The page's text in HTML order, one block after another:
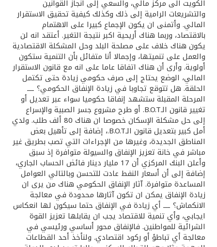
الكويت الى مركز مالي، والسعي إلى انجاز القوانين
والتشريعات الرامية إلى ذلك وكذلك كيفية تحقيق الاستقرار
المالي. وأتمنى ان يكون الإجماع كبيرا على الاهتمام
بالاقتصاد، وربما هناك أريحية اكبر نتيجة التغير. أعتقد انه لن
يكون هناك خلاف على مصلحة البلد وحل المشكلة الاقتصادية
والعمل على تنميتها، وإجمالا أنا متفائل بأن التنمية ستكون
أولوية. وأرى أن هناك اتفاقا عاما على انه مع قانون الاستقرار
المالي، الوضع يحتاج إلى صرف حكومي زيادة حتى تكتمل
الحلقة. هل تتوقع تجاوبا في زيادة الإنفاق الحكومي؟ ــــ
المرحلة المقبلة ستشهد إنفاقا حكوميا سواء عبر تعديل أو
تغيير قانون الـB.O.T. أو طرح مشروع جسر الصبية والإسراع
إلى حل مشكلة الإسكان خصوصا ان هناك 80 ألف طلب. ولدي
أمل كبير بتعديل قانون الـB.O.T.، إضافة إلى تأهيل بعض
المناطق الجديدة، وغيرها من الإجراءات التي تصب بطريق غير
مباشر في خانة تعزيز الإنفاق والسيولة متوافرة إذ سبق
وأعلن البنك المركزي أن 17 مليار دينار فائض الحساب الجاري،
إضافة إلى أن أسعار النفط عادت للتحسن وبالتالي العوامل
المساعدة متوافرة. آثار الإنفاق الحكومي هناك من يرى ان
زيادة الإنفاق يمكن ان تكون آثارها محدودة في معالجة
الانكماش؟ ــــ أي زيادة في الإنفاق حتما سيكون لها انعكاس
ايجابي، وأي تنمية للاقتصاد يجب ان يقابلها تعزيز القوة
الشرائية للمواطنين. فالإنفاق محور أساسي ورئيسي في
معالجة أي تباطؤ أو ركود اقتصادي. ولنأخذ أحد القطاعات